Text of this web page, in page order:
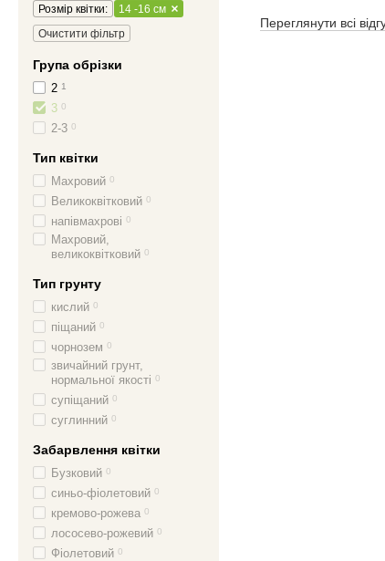
Переглянути всі
Розмір квітки:
14 -16 см
Очистити фільтр
Група обрізки
2 1
3 0
2-3 0
Тип квітки
Махровий 0
Великоквітковий 0
напівмахрові 0
Махровий,
великоквітковий 0
Тип грунту
кислий 0
піщаний 0
чорнозем 0
звичайний грунт,
нормальної якості 0
супіщаний 0
суглинний 0
Забарвлення квітки
Бузковий 0
синьо-фіолетовий 0
кремово-рожева 0
лососево-рожевий 0
Фіолетовий 0